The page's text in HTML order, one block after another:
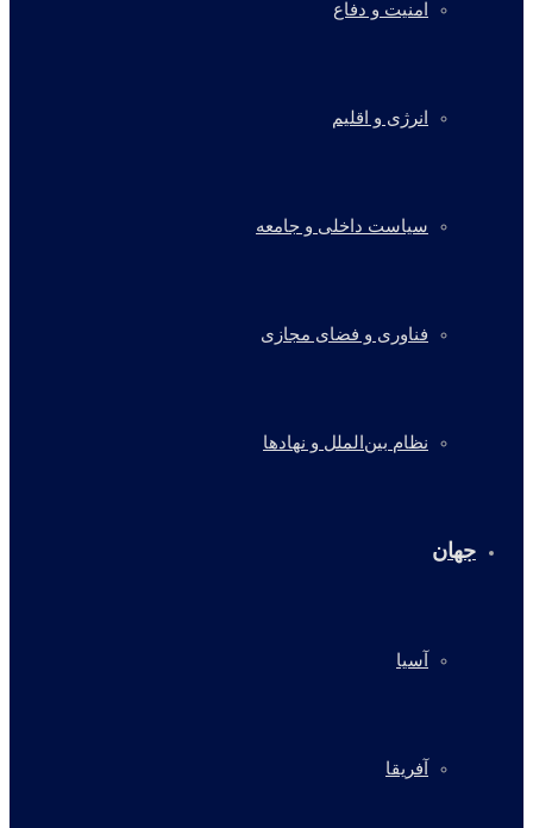
امنیت و دفاع
انرژی و اقلیم
سیاست داخلی و جامعه
فناوری و فضای مجازی
نظام بین‌الملل و نهادها
جهان
آسیا
آفریقا